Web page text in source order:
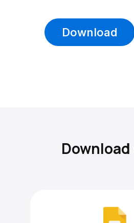
Download